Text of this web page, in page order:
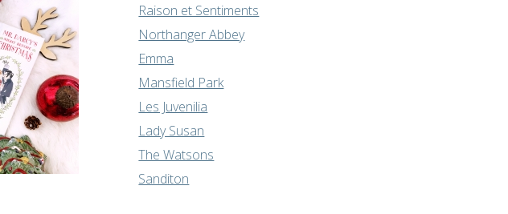
Raison et Sentiments
Northanger Abbey
Emma
Mansfield Park
Les Juvenilia
Lady Susan
The Watsons
Sanditon